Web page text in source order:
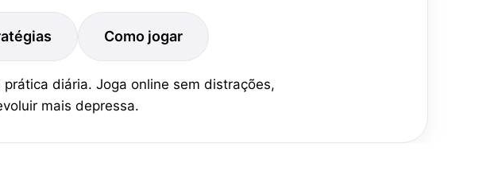
Como jogar
diária. Joga online sem distrações,
mais depressa.